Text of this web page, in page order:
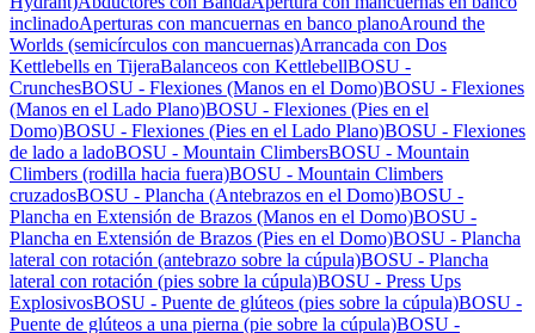
inclinadoAperturas con mancuernas en banco planoAround the
Worlds (semicírculos con mancuernas)Arrancada con Dos
Kettlebells en TijeraBalanceos con KettlebellBOSU -
CrunchesBOSU - Flexiones (Manos en el Domo)BOSU - Flexiones
(Manos en el Lado Plano)BOSU - Flexiones (Pies en el
Domo)BOSU - Flexiones (Pies en el Lado Plano)BOSU - Flexiones
de lado a ladoBOSU - Mountain ClimbersBOSU - Mountain
Climbers (rodilla hacia fuera)BOSU - Mountain Climbers
cruzadosBOSU - Plancha (Antebrazos en el Domo)BOSU -
Plancha en Extensión de Brazos (Manos en el Domo)BOSU -
Plancha en Extensión de Brazos (Pies en el Domo)BOSU - Plancha
lateral con rotación (antebrazo sobre la cúpula)BOSU - Plancha
lateral con rotación (pies sobre la cúpula)BOSU - Press Ups
ExplosivosBOSU - Puente de glúteos (pies sobre la cúpula)BOSU -
Puente de glúteos a una pierna (pie sobre la cúpula)BOSU -